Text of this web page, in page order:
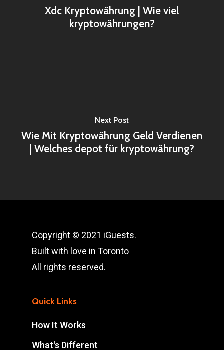
Xdc Kryptowährung | Wie viel
kryptowährungen?
Next Post
Wie Mit Kryptowährung Geld Verdienen
| Welches depot für kryptowährung?
Copyright © 2021 iGuests.
Built with love in Toronto
All rights reserved.
Quick Links
How It Works
What's Different